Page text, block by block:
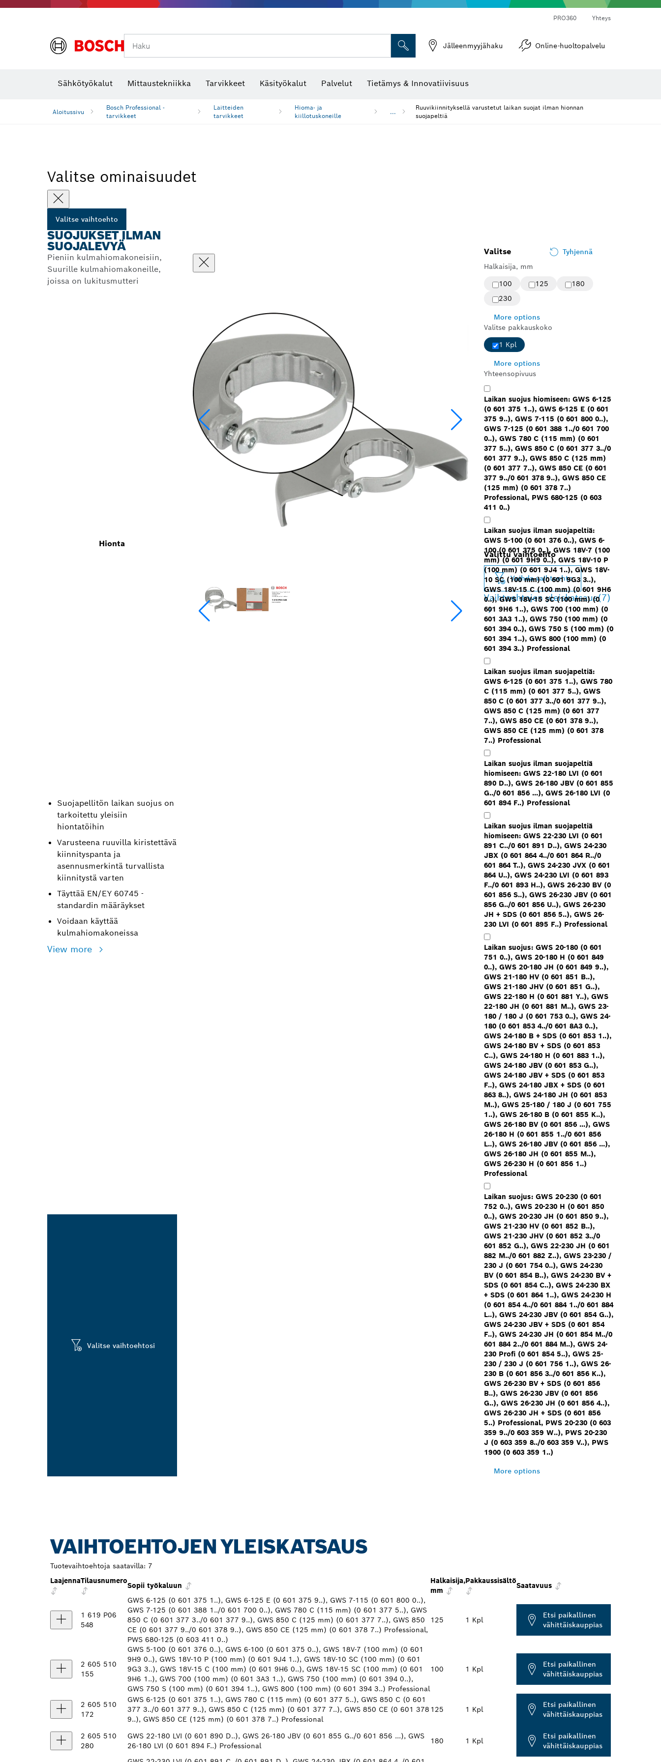
PRO360 Yhteys
Haku Jälleenmyyjähaku Online-huoltopalvelu
Sähkötyökalut Mittaustekniikka Tarvikkeet Käsityökalut Palvelut Tietämys & Innovatiivisuus
Aloitussivu
Bosch Professional -
tarvikkeet
Laitteiden
tarvikkeet
Hioma- ja
kiillotuskoneille
...
Ruuvikiinnityksellä varustetut laikan suojat ilman hionnan
suojapeltiä
Valitse ominaisuudet
Valitse vaihtoehto
SUOJUKSET ILMAN
SUOJALEVYÄ
Pieniin kulmahiomakoneisiin,
Suurille kulmahiomakoneille,
joissa on lukitusmutteri
Hionta
Suojapellitön laikan suojus on
tarkoitettu yleisiin
hiontatöihin
Varusteena ruuvilla kiristettävä
kiinnityspanta ja
asennusmerkintä turvallista
kiinnitystä varten
Täyttää EN/EY 60745 -
standardin määräykset
Voidaan käyttää
kulmahiomakoneissa
View more
Valitse vaihtoehtosi
Valitse
Tyhjennä
Halkaisija, mm
100
125
180
230
More options
Valitse pakkauskoko
1 Kpl
More options
Yhteensopivuus
Laikan suojus hiomiseen: GWS 6-125
(0 601 375 1..), GWS 6-125 E (0 601
375 9..), GWS 7-115 (0 601 800 0..),
GWS 7-125 (0 601 388 1../0 601 700
0..), GWS 780 C (115 mm) (0 601
377 5..), GWS 850 C (0 601 377 3../0
601 377 9..), GWS 850 C (125 mm)
(0 601 377 7..), GWS 850 CE (0 601
377 9../0 601 378 9..), GWS 850 CE
(125 mm) (0 601 378 7..)
Professional, PWS 680-125 (0 603
411 0..)
Laikan suojus ilman suojapeltiä:
GWS 5-100 (0 601 376 0..), GWS 6-
100 (0 601 375 0..), GWS 18V-7 (100
mm) (0 601 9H9 0..), GWS 18V-10 P
(100 mm) (0 601 9J4 1..), GWS 18V-
10 SC (100 mm) (0 601 9G3 3..),
GWS 18V-15 C (100 mm) (0 601 9H6
0..), GWS 18V-15 SC (100 mm) (0
601 9H6 1..), GWS 700 (100 mm) (0
601 3A3 1..), GWS 750 (100 mm) (0
601 394 0..), GWS 750 S (100 mm) (0
601 394 1..), GWS 800 (100 mm) (0
601 394 3..) Professional
Laikan suojus ilman suojapeltiä:
GWS 6-125 (0 601 375 1..), GWS 780
C (115 mm) (0 601 377 5..), GWS
850 C (0 601 377 3../0 601 377 9..),
GWS 850 C (125 mm) (0 601 377
7..), GWS 850 CE (0 601 378 9..),
GWS 850 CE (125 mm) (0 601 378
7..) Professional
Laikan suojus ilman suojapeltiä
hiomiseen: GWS 22-180 LVI (0 601
890 D..), GWS 26-180 JBV (0 601 855
G../0 601 856 ...), GWS 26-180 LVI (0
601 894 F..) Professional
Laikan suojus ilman suojapeltiä
hiomiseen: GWS 22-230 LVI (0 601
891 C../0 601 891 D..), GWS 24-230
JBX (0 601 864 4../0 601 864 R../0
601 864 T..), GWS 24-230 JVX (0 601
864 U..), GWS 24-230 LVI (0 601 893
F../0 601 893 H..), GWS 26-230 BV (0
601 856 S..), GWS 26-230 JBV (0 601
856 G../0 601 856 U..), GWS 26-230
JH + SDS (0 601 856 5..), GWS 26-
230 LVI (0 601 895 F..) Professional
Laikan suojus: GWS 20-180 (0 601
751 0..), GWS 20-180 H (0 601 849
0..), GWS 20-180 JH (0 601 849 9..),
GWS 21-180 HV (0 601 851 B..),
GWS 21-180 JHV (0 601 851 G..),
GWS 22-180 H (0 601 881 Y..), GWS
22-180 JH (0 601 881 M..), GWS 23-
180 / 180 J (0 601 753 0..), GWS 24-
180 (0 601 853 4../0 601 8A3 0..),
GWS 24-180 B + SDS (0 601 853 1..),
GWS 24-180 BV + SDS (0 601 853
C..), GWS 24-180 H (0 601 883 1..),
GWS 24-180 JBV (0 601 853 G..),
GWS 24-180 JBV + SDS (0 601 853
F..), GWS 24-180 JBX + SDS (0 601
863 8..), GWS 24-180 JH (0 601 853
M..), GWS 25-180 / 180 J (0 601 755
1..), GWS 26-180 B (0 601 855 K..),
GWS 26-180 BV (0 601 856 ...), GWS
26-180 H (0 601 855 1../0 601 856
L..), GWS 26-180 JBV (0 601 856 ...),
GWS 26-180 JH (0 601 855 M..),
GWS 26-230 H (0 601 856 1..)
Professional
Laikan suojus: GWS 20-230 (0 601
752 0..), GWS 20-230 H (0 601 850
0..), GWS 20-230 JH (0 601 850 9..),
GWS 21-230 HV (0 601 852 B..),
GWS 21-230 JHV (0 601 852 3../0
601 852 G..), GWS 22-230 JH (0 601
882 M../0 601 882 Z..), GWS 23-230 /
230 J (0 601 754 0..), GWS 24-230
BV (0 601 854 B..), GWS 24-230 BV +
SDS (0 601 854 C..), GWS 24-230 BX
+ SDS (0 601 864 1..), GWS 24-230 H
(0 601 854 4../0 601 884 1../0 601 884
L..), GWS 24-230 JBV (0 601 854 G..),
GWS 24-230 JBV + SDS (0 601 854
F..), GWS 24-230 JH (0 601 854 M../0
601 884 2../0 601 884 M..), GWS 24-
230 Profi (0 601 854 5..), GWS 25-
230 / 230 J (0 601 756 1..), GWS 26-
230 B (0 601 856 3../0 601 856 K..),
GWS 26-230 BV + SDS (0 601 856
B..), GWS 26-230 JBV (0 601 856
G..), GWS 26-230 JH (0 601 856 4..),
GWS 26-230 JH + SDS (0 601 856
5..) Professional, PWS 20-230 (0 603
359 9../0 603 359 W..), PWS 20-230
J (0 603 359 8../0 603 359 V..), PWS
1900 (0 603 359 1..)
More options
Valittu vaihtoehto
Vaihda vaihtoehto
Vaihtoehtojen yleiskatsaus(7)
VAIHTOEHTOJEN YLEISKATSAUS
Tuotevaihtoehtoja saatavilla: 7
LaajennaTilausnumero
Sopii työkaluun
Halkaisija,
mm
Pakkaussisältö
Saatavuus
1 619 P06
548
GWS 6-125 (0 601 375 1..), GWS 6-125 E (0 601 375 9..), GWS 7-115 (0 601 800 0..),
GWS 7-125 (0 601 388 1../0 601 700 0..), GWS 780 C (115 mm) (0 601 377 5..), GWS
850 C (0 601 377 3../0 601 377 9..), GWS 850 C (125 mm) (0 601 377 7..), GWS 850
CE (0 601 377 9../0 601 378 9..), GWS 850 CE (125 mm) (0 601 378 7..) Professional,
PWS 680-125 (0 603 411 0..)
125 1 Kpl
Etsi paikallinen
vähittäiskauppias
2 605 510
155
GWS 5-100 (0 601 376 0..), GWS 6-100 (0 601 375 0..), GWS 18V-7 (100 mm) (0 601
9H9 0..), GWS 18V-10 P (100 mm) (0 601 9J4 1..), GWS 18V-10 SC (100 mm) (0 601
9G3 3..), GWS 18V-15 C (100 mm) (0 601 9H6 0..), GWS 18V-15 SC (100 mm) (0 601
9H6 1..), GWS 700 (100 mm) (0 601 3A3 1..), GWS 750 (100 mm) (0 601 394 0..),
GWS 750 S (100 mm) (0 601 394 1..), GWS 800 (100 mm) (0 601 394 3..) Professional
100 1 Kpl
Etsi paikallinen
vähittäiskauppias
2 605 510
172
GWS 6-125 (0 601 375 1..), GWS 780 C (115 mm) (0 601 377 5..), GWS 850 C (0 601
377 3../0 601 377 9..), GWS 850 C (125 mm) (0 601 377 7..), GWS 850 CE (0 601 378
9..), GWS 850 CE (125 mm) (0 601 378 7..) Professional
125 1 Kpl
Etsi paikallinen
vähittäiskauppias
2 605 510
280
GWS 22-180 LVI (0 601 890 D..), GWS 26-180 JBV (0 601 855 G../0 601 856 ...), GWS
26-180 LVI (0 601 894 F..) Professional
180 1 Kpl
Etsi paikallinen
vähittäiskauppias